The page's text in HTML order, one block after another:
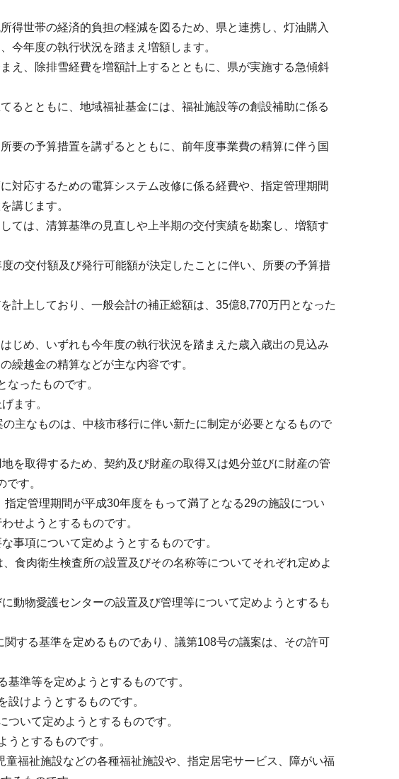
得世帯の経済的負担の軽減を図るため、県と連携し、灯油購入
今年度の執行状況を踏まえ増額します。
え、除排雪経費を増額計上するとともに、県が実施する急傾斜
るとともに、地域福祉基金には、福祉施設等の創設補助に係る
要の予算措置を講ずるとともに、前年度事業費の精算に伴う国
対応するための電算システム改修に係る経費や、指定管理期間
講じます。
ては、清算基準の見直しや上半期の交付実績を勘案し、増額す
の交付額及び発行可能額が決定したことに伴い、所要の予算措
計上しており、一般会計の補正総額は、35億8,770万円となった
じめ、いずれも今年度の執行状況を踏まえた歳入歳出の見込み
繰越金の精算などが主な内容です。
ったものです。
ます。
主なものは、中核市移行に伴い新たに制定が必要となるもので
を取得するため、契約及び財産の取得又は処分並びに財産の管
す。
定管理期間が平成30年度をもって満了となる29の施設につい
せようとするものです。
事項について定めようとするものです。
食肉衛生検査所の設置及びその名称等についてそれぞれ定めよ
動物愛護センターの設置及び管理等について定めようとするも
する基準を定めるものであり、議第108号の議案は、その許可
準等を定めようとするものです。
けようとするものです。
いて定めようとするものです。
とするものです。
福祉施設などの各種福祉施設や、指定居宅サービス、障がい福